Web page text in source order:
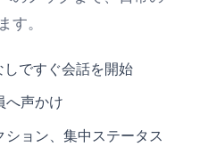
。
ですぐ会話を開始
へ声かけ
ョン、集中ステータス